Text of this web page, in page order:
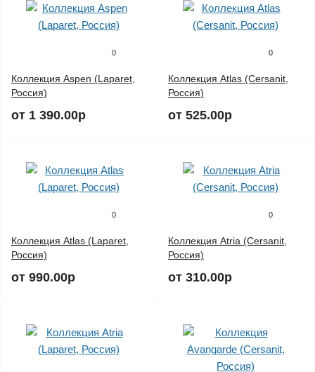
0
Коллекция Aspen (Laparet,
Россия)
от 1 390.00р
0
Коллекция Atlas (Cersanit,
Россия)
от 525.00р
0
Коллекция Atlas (Laparet,
Россия)
от 990.00р
0
Коллекция Atria (Cersanit,
Россия)
от 310.00р